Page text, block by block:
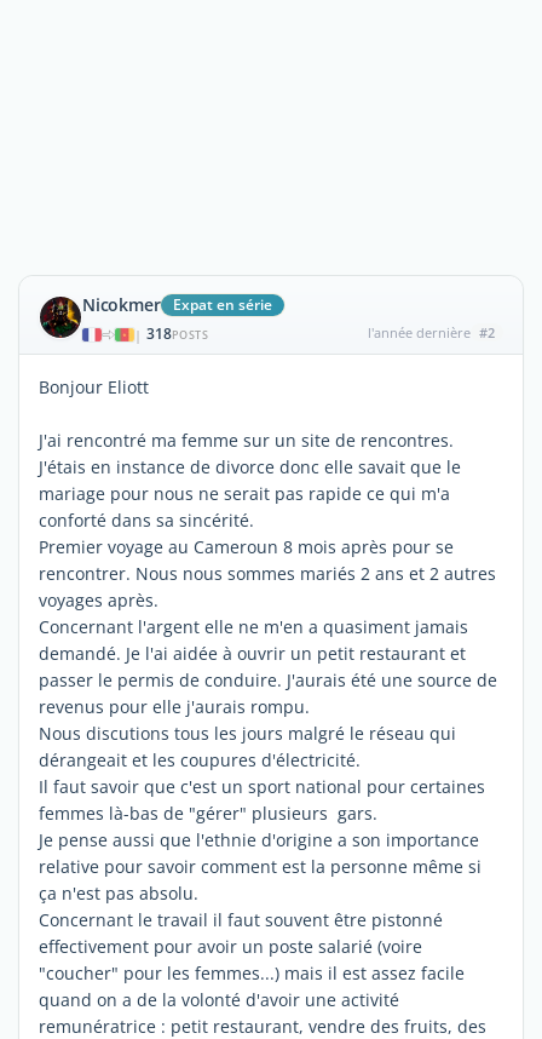
Nicokmer Expat en série
| 318POSTS l'année dernière #2
Bonjour Eliott
J'ai rencontré ma femme sur un site de rencontres.
J'étais en instance de divorce donc elle savait que le
mariage pour nous ne serait pas rapide ce qui m'a
conforté dans sa sincérité.
Premier voyage au Cameroun 8 mois après pour se
rencontrer. Nous nous sommes mariés 2 ans et 2 autres
voyages après.
Concernant l'argent elle ne m'en a quasiment jamais
demandé. Je l'ai aidée à ouvrir un petit restaurant et
passer le permis de conduire. J'aurais été une source de
revenus pour elle j'aurais rompu.
Nous discutions tous les jours malgré le réseau qui
dérangeait et les coupures d'électricité.
Il faut savoir que c'est un sport national pour certaines
femmes là-bas de "gérer" plusieurs gars.
Je pense aussi que l'ethnie d'origine a son importance
relative pour savoir comment est la personne même si
ça n'est pas absolu.
Concernant le travail il faut souvent être pistonné
effectivement pour avoir un poste salarié (voire
"coucher" pour les femmes...) mais il est assez facile
quand on a de la volonté d'avoir une activité
remunératrice : petit restaurant, vendre des fruits, des